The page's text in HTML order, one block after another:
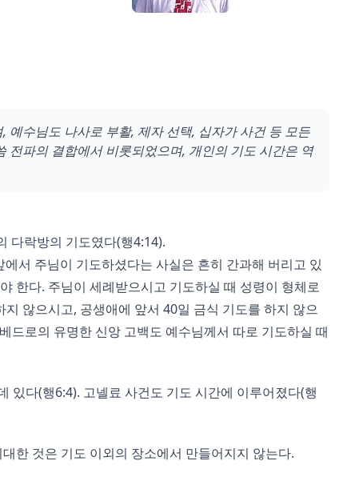
수님도 나사로 부활, 제자 선택, 십자가 사건 등 모든
전파의 결합에서 비롯되었으며, 개인의 기도 시간은 역
다락방의 기도였다(행4:14).
서 주님이 기도하셨다는 사실은 흔히 간과해 버리고 있
한다. 주님이 세례받으시고 기도하실 때 성령이 형체로
않으시고, 공생애에 앞서 40일 금식 기도를 하지 않으
드로의 유명한 신앙 고백도 예수님께서 따로 기도하실 때
있다(행6:4). 고넬료 사건도 기도 시간에 이루어졌다(행
한 것은 기도 이외의 장소에서 만들어지지 않는다.